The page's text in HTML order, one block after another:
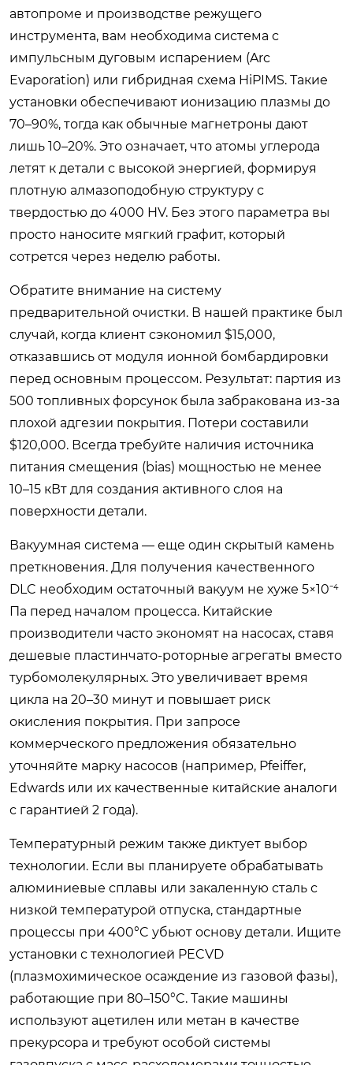
автопроме и производстве режущего
инструмента, вам необходима система с
импульсным дуговым испарением (Arc
Evaporation) или гибридная схема HiPIMS. Такие
установки обеспечивают ионизацию плазмы до
70–90%, тогда как обычные магнетроны дают
лишь 10–20%. Это означает, что атомы углерода
летят к детали с высокой энергией, формируя
плотную алмазоподобную структуру с
твердостью до 4000 HV. Без этого параметра вы
просто наносите мягкий графит, который
сотрется через неделю работы.
Обратите внимание на систему
предварительной очистки. В нашей практике был
случай, когда клиент сэкономил $15,000,
отказавшись от модуля ионной бомбардировки
перед основным процессом. Результат: партия из
500 топливных форсунок была забракована из-за
плохой адгезии покрытия. Потери составили
$120,000. Всегда требуйте наличия источника
питания смещения (bias) мощностью не менее
10–15 кВт для создания активного слоя на
поверхности детали.
Вакуумная система — еще один скрытый камень
преткновения. Для получения качественного
DLC необходим остаточный вакуум не хуже 5×10⁻⁴
Па перед началом процесса. Китайские
производители часто экономят на насосах, ставя
дешевые пластинчато-роторные агрегаты вместо
турбомолекулярных. Это увеличивает время
цикла на 20–30 минут и повышает риск
окисления покрытия. При запросе
коммерческого предложения обязательно
уточняйте марку насосов (например, Pfeiffer,
Edwards или их качественные китайские аналоги
с гарантией 2 года).
Температурный режим также диктует выбор
технологии. Если вы планируете обрабатывать
алюминиевые сплавы или закаленную сталь с
низкой температурой отпуска, стандартные
процессы при 400°C убьют основу детали. Ищите
установки с технологией PECVD
(плазмохимическое осаждение из газовой фазы),
работающие при 80–150°C. Такие машины
используют ацетилен или метан в качестве
прекурсора и требуют особой системы